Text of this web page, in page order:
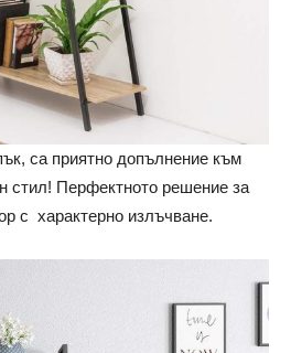
са приятно допълнение към
стил! Перфектното решение за
с характерно излъчване.